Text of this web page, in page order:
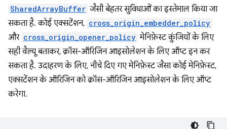
SharedArrayBuffer जैसी बेहतर सुविधाओं का इस्तेमाल किया जा
सकता है. कोई एक्सटेंशन, cross_origin_embedder_policy
और cross_origin_opener_policy मेनिफ़ेस्ट कुंजियों के लिए
सही वैल्यू बताकर, क्रॉस-ऑरिजिन आइसोलेशन के लिए ऑप्ट इन कर
सकता है. उदाहरण के लिए, नीचे दिए गए मेनिफ़ेस्ट जैसा कोई मेनिफ़ेस्ट,
एक्सटेंशन के ऑरिजिन को क्रॉस-ऑरिजिन आइसोलेशन के लिए ऑप्ट
करेगा.